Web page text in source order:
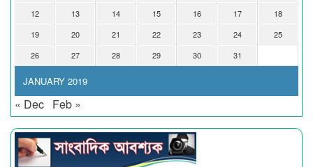
JANUARY 2019
12
13 14 15 16 17
18
19
20 21 22 23 24
25
26
27 28 29 30 31
« Dec Feb »